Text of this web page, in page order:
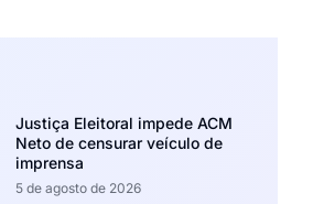
Justiça Eleitoral impede ACM
Neto de censurar veículo de
imprensa
5 de agosto de 2026